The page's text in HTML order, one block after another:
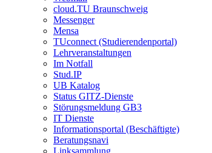
cloud.TU Braunschweig
Messenger
Mensa
TUconnect (Studierendenportal)
Lehrveranstaltungen
Im Notfall
Stud.IP
UB Katalog
Status GITZ-Dienste
Störungsmeldung GB3
IT Dienste
Informationsportal (Beschäftigte)
Beratungsnavi
Linksammlung